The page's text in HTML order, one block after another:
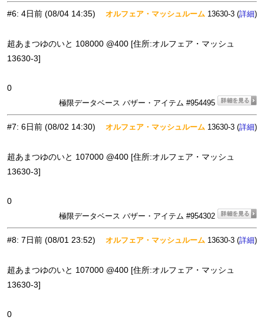
#6: 4日前 (08/04 14:35) オルフェア・マッシュルーム 13630-3 (詳細)
超あまつゆのいと 108000 @400 [住所:オルフェア・マッシュ
13630-3]
0
極限データベース バザー・アイテム #954495
#7: 6日前 (08/02 14:30) オルフェア・マッシュルーム 13630-3 (詳細)
超あまつゆのいと 107000 @400 [住所:オルフェア・マッシュ
13630-3]
0
極限データベース バザー・アイテム #954302
#8: 7日前 (08/01 23:52) オルフェア・マッシュルーム 13630-3 (詳細)
超あまつゆのいと 107000 @400 [住所:オルフェア・マッシュ
13630-3]
0